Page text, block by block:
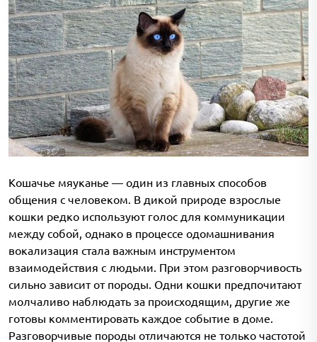
Кошачье мяуканье — один из главных способов
общения с человеком. В дикой природе взрослые
кошки редко используют голос для коммуникации
между собой, однако в процессе одомашнивания
вокализация стала важным инструментом
взаимодействия с людьми. При этом разговорчивость
сильно зависит от породы. Одни кошки предпочитают
молчаливо наблюдать за происходящим, другие же
готовы комментировать каждое событие в доме.
Разговорчивые породы отличаются не только частотой